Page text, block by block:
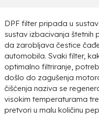
DPF filter pripada u
sustav izbacivanja štetnih
da zarobljava čestice
automobila. Svaki filter,
optimalno filtriranje,
došlo do zagušenja
čišćenja naziva se
visokim temperaturama
pretvori u malu količinu